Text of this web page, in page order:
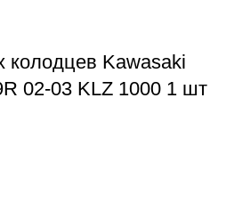
колодцев Kawasaki
02-03 KLZ 1000 1 шт